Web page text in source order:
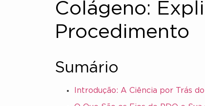
Colágeno:
Procedimento
Sumário
Introdução: A Ciência por Trás